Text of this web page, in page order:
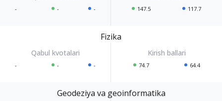
- - - 147.5 117.7
Fizika
- - - 74.7 64.4
Geodeziya va geoinformatika